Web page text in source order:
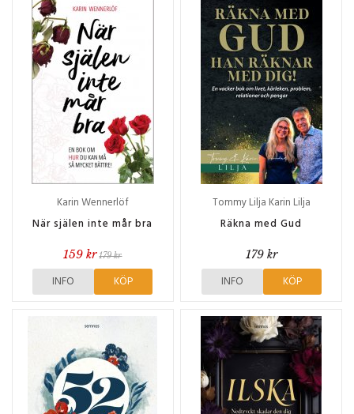
Karin Wennerlöf
När själen inte mår bra
159 kr 179 kr
INFO KÖP
Tommy Lilja Karin Lilja
Räkna med Gud
179 kr
INFO KÖP